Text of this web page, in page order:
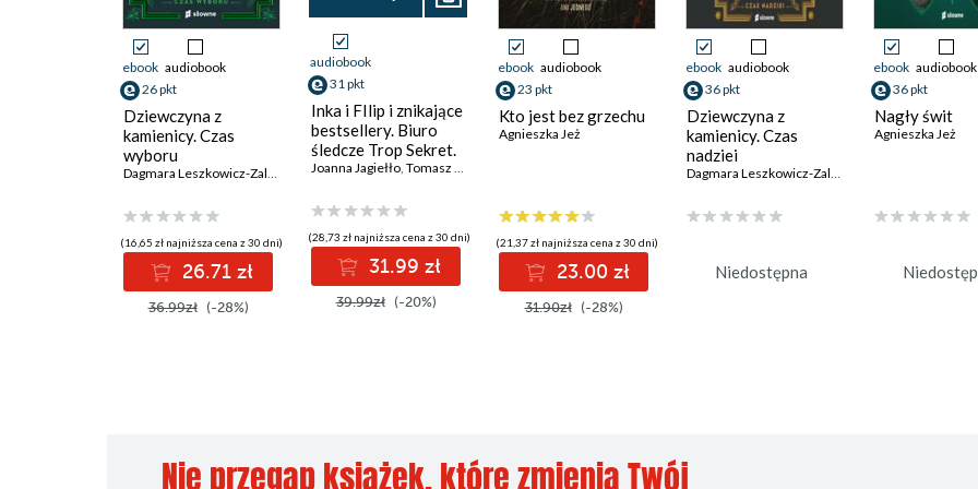
ebook audiobook
26 pkt
Dziewczyna z
kamienicy. Czas
wyboru
Dagmara Leszkowicz-Zaluska
(16,65 zł najniższa cena z 30 dni)
26.71 zł
36.99zł (-28%)
audiobook
31 pkt
Inka i FIlip i znikające
bestsellery. Biuro
śledcze Trop Sekret.
Tom 2
Joanna Jagiełło, Tomasz Kozłowski
(28,73 zł najniższa cena z 30 dni)
31.99 zł
39.99zł (-20%)
ebook audiobook
23 pkt
Kto jest bez grzechu
Agnieszka Jeż
(21,37 zł najniższa cena z 30 dni)
23.00 zł
31.90zł (-28%)
ebook audiobook
36 pkt
Dziewczyna z
kamienicy. Czas
nadziei
Dagmara Leszkowicz-Zaluska
Niedostępna
ebook audiobook
36 pkt
Nagły świt
Agnieszka Jeż
Nie przegap książek, które zmienią Twój